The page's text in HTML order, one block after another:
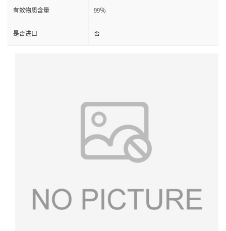
有效物质含量 99％
是否进口 否